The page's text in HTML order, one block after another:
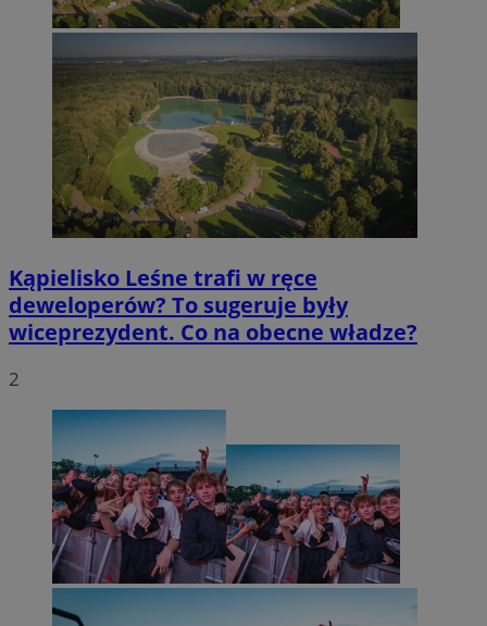
Kąpielisko Leśne trafi w ręce
deweloperów? To sugeruje były
wiceprezydent. Co na obecne władze?
2